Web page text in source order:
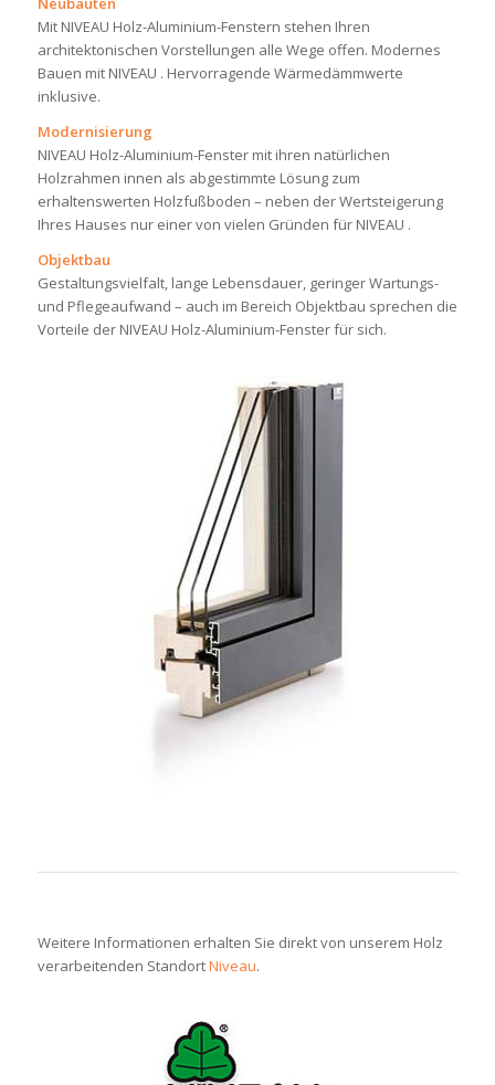
Mit NIVEAU Holz-Aluminium-Fenstern stehen Ihren
architektonischen Vorstellungen alle Wege offen. Modernes
Bauen mit NIVEAU . Hervorragende Wärmedämmwerte
inklusive.
Modernisierung
NIVEAU Holz-Aluminium-Fenster mit ihren natürlichen
Holzrahmen innen als abgestimmte Lösung zum
erhaltenswerten Holzfußboden – neben der Wertsteigerung
Ihres Hauses nur einer von vielen Gründen für NIVEAU .
Objektbau
Gestaltungsvielfalt, lange Lebensdauer, geringer Wartungs-
und Pflegeaufwand – auch im Bereich Objektbau sprechen die
Vorteile der NIVEAU Holz-Aluminium-Fenster für sich.
Weitere Informationen erhalten Sie direkt von unserem Holz
verarbeitenden StandortNiveau.